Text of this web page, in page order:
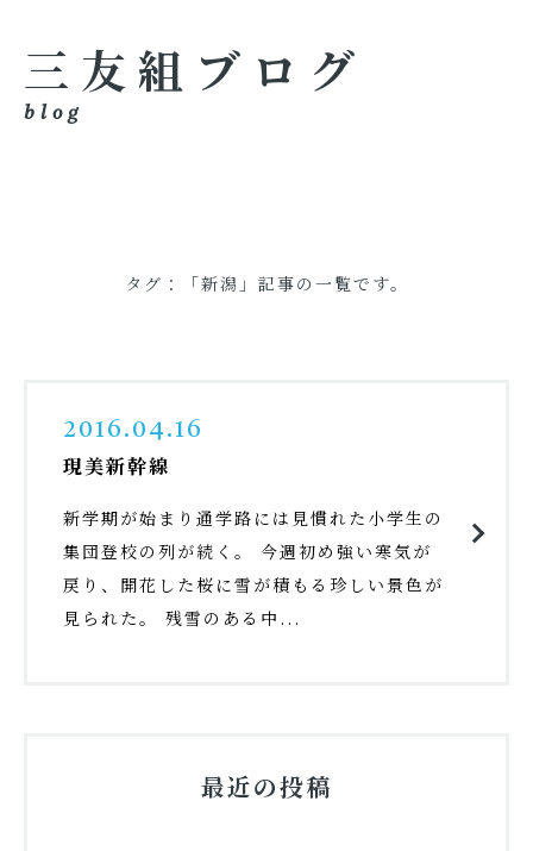
三友組ブログ
blog
タグ：「新潟」記事の一覧です。
2016.04.16
現美新幹線
新学期が始まり通学路には見慣れた小学生の
集団登校の列が続く。 今週初め強い寒気が
戻り、開花した桜に雪が積もる珍しい景色が
見られた。 残雪のある中...
最近の投稿